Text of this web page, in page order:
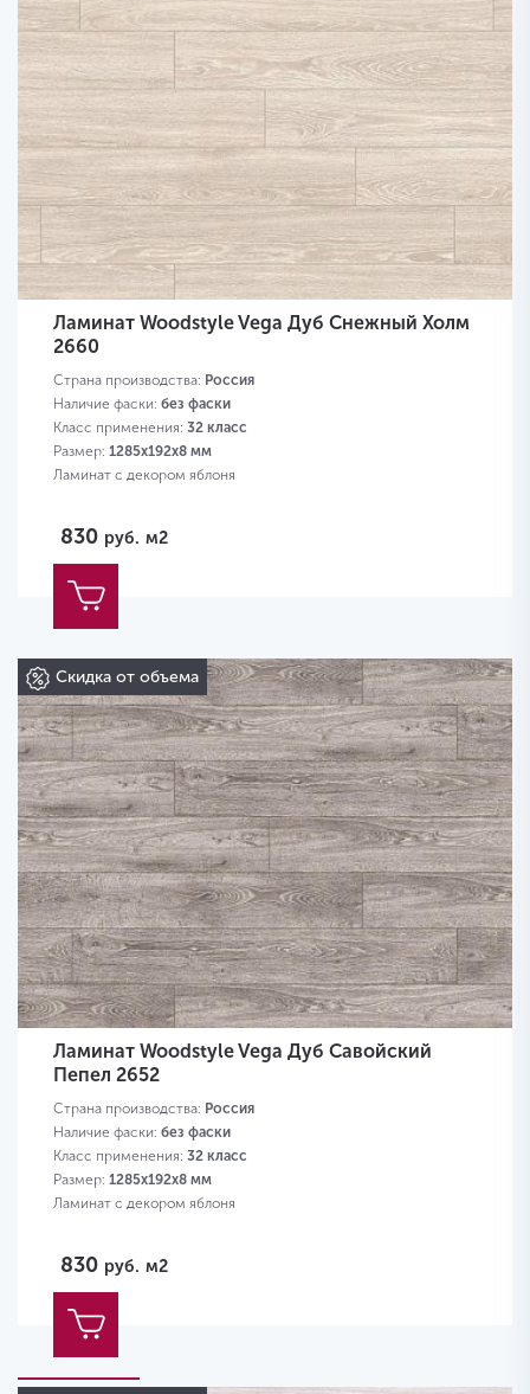
Ламинат Woodstyle Vega Дуб Снежный Холм
2660
Страна производства: Россия
Наличие фаски: без фаски
Класс применения: 32 класс
Размер: 1285х192х8 мм
Ламинат с декором яблоня
830 руб. м2
Скидка от объема
Ламинат Woodstyle Vega Дуб Савойский
Пепел 2652
Страна производства: Россия
Наличие фаски: без фаски
Класс применения: 32 класс
Размер: 1285х192х8 мм
Ламинат с декором яблоня
830 руб. м2